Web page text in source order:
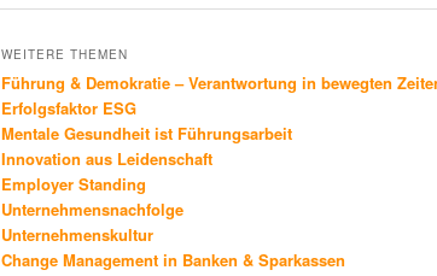
WEITERE THEMEN
Führung & Demokratie – Verantwortung in bewegten
Erfolgsfaktor ESG
Mentale Gesundheit ist Führungsarbeit
Innovation aus Leidenschaft
Employer Standing
Unternehmensnachfolge
Unternehmenskultur
Change Management in Banken & Sparkassen